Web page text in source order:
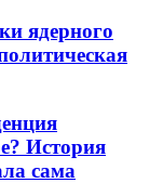
ядерного
История
сама